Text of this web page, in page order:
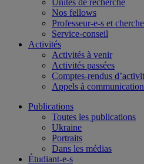
Nos fellows
Professeur-e-s et
Service-conseil
Activités
Activités à venir
Activités passées
Comptes-rendus
Appels à
Publications
Toutes les publications
Ukraine
Portraits
Dans les médias
Étudiant-e-s